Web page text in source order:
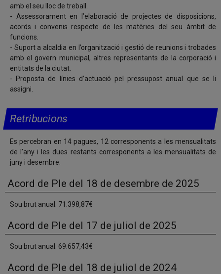
amb el seu lloc de treball.
- Assessorament en l’elaboració de projectes de disposicions,
acords i convenis respecte de les matèries del seu àmbit de
funcions.
- Suport a alcaldia en l’organització i gestió de reunions i trobades
amb el govern municipal, altres representants de la corporació i
entitats de la ciutat.
- Proposta de línies d’actuació pel pressupost anual que se li
assigni.
Retribucions
Es percebran en 14 pagues, 12 corresponents a les mensualitats
de l’any i les dues restants corresponents a les mensualitats de
juny i desembre.
Acord de Ple del 18 de desembre de 2025
Sou brut anual: 71.398,87€
Acord de Ple del 17 de juliol de 2025
Sou brut anual: 69.657,43€
Acord de Ple del 18 de juliol de 2024